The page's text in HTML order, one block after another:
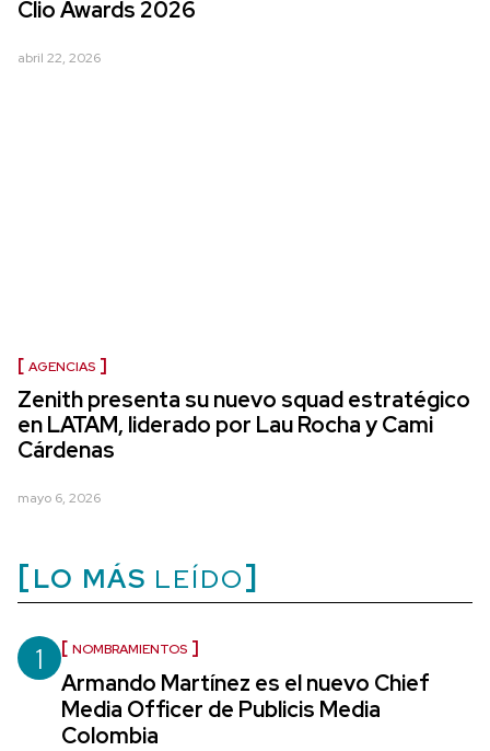
Clio Awards 2026
abril 22, 2026
AGENCIAS
Zenith presenta su nuevo squad estratégico
en LATAM, liderado por Lau Rocha y Cami
Cárdenas
mayo 6, 2026
LO MÁS LEÍDO
1 NOMBRAMIENTOS
Armando Martínez es el nuevo Chief
Media Officer de Publicis Media
Colombia